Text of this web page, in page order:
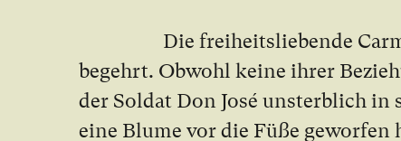
Die frei­heits­lie­ben­de
be­gehrt. Ob­wohl kei­ne ih­rer
der Sol­dat Don José un­sterb­lich in
ei­ne Blu­me vor die Fü­ße ge­wor­fen